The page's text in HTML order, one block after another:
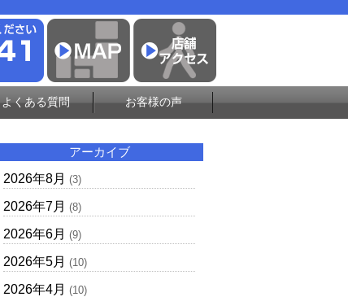
よくある質問 お客様の声
アーカイブ
2026年8月 (3)
2026年7月 (8)
2026年6月 (9)
2026年5月 (10)
2026年4月 (10)